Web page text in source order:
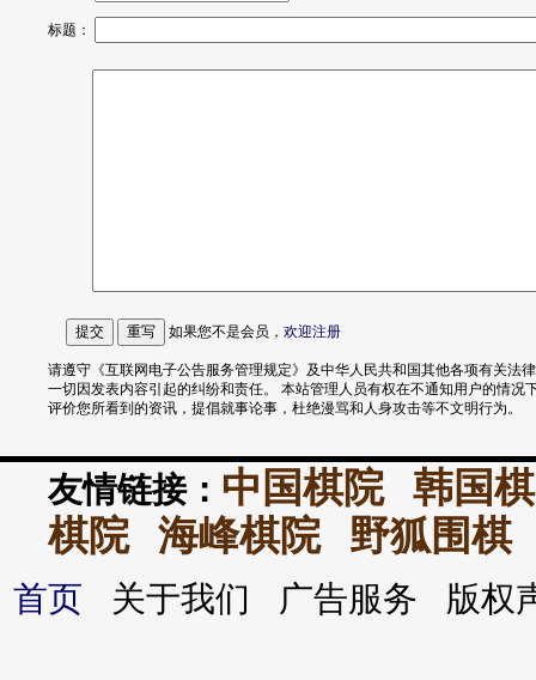
标题：
如果您不是会员， 欢迎注册
请遵守《互联网电子公告服务管理规定》及中华人民共和国其他各项有关法
一切因发表内容引起的纠纷和责任。 本站管理人员有权在不通知用户的情况
评价您所看到的资讯，提倡就事论事，杜绝漫骂和人身攻击等不文明行为。
友情链接： 中国棋院
韩国
棋院
海峰棋院 野狐围棋
首页 关于我们 广告服务 版